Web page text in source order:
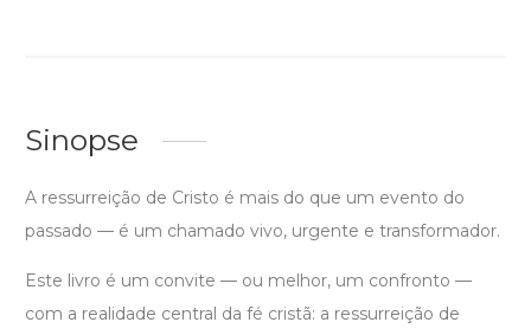
Sinopse
A ressurreição de Cristo é mais do que um evento do
passado — é um chamado vivo, urgente e transformador.
Este livro é um convite — ou melhor, um confronto —
com a realidade central da fé cristã: a ressurreição de